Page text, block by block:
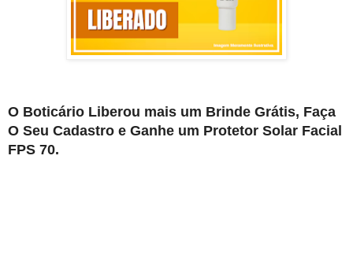
O Boticário Liberou mais um Brinde Grátis, Faça
O Seu Cadastro e Ganhe um Protetor Solar Facial
FPS 70.